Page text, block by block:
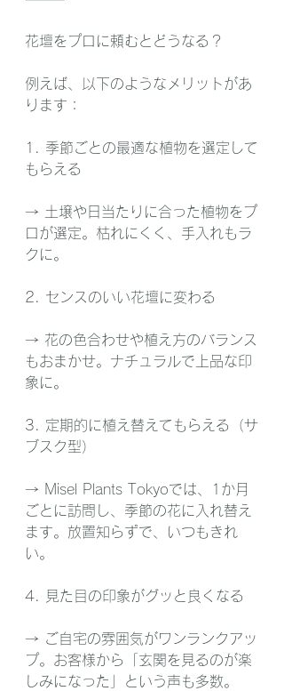
花壇をプロに頼むとどうなる？
例えば、以下のようなメリットがあ
ります：
1. 季節ごとの最適な植物を選定して
もらえる
→ 土壌や日当たりに合った植物をプ
ロが選定。枯れにくく、手入れもラ
クに。
2. センスのいい花壇に変わる
→ 花の色合わせや植え方のバランス
もおまかせ。ナチュラルで上品な印
象に。
3. 定期的に植え替えてもらえる（サ
ブスク型）
→ Misel Plants Tokyoでは、1か月
ごとに訪問し、季節の花に入れ替え
ます。放置知らずで、いつもきれ
い。
4. 見た目の印象がグッと良くなる
→ ご自宅の雰囲気がワンランクアッ
プ。お客様から「玄関を見るのが楽
しみになった」という声も多数。